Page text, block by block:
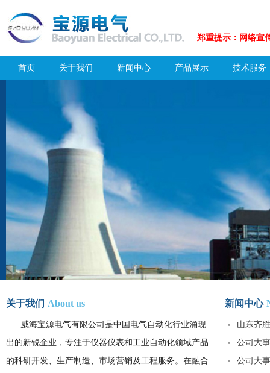
郑重提示：网络宣
首页 关于我们 新闻中心 产品展示 技术服务
关于我们 About us
威海宝源电气有限公司是中国电气自动化行业涌现
出的新锐企业，专注于仪器仪表和工业自动化领域产品
的科研开发、生产制造、市场营销及工程服务。在融合
新闻中心
山东齐
置
公司大
公司大